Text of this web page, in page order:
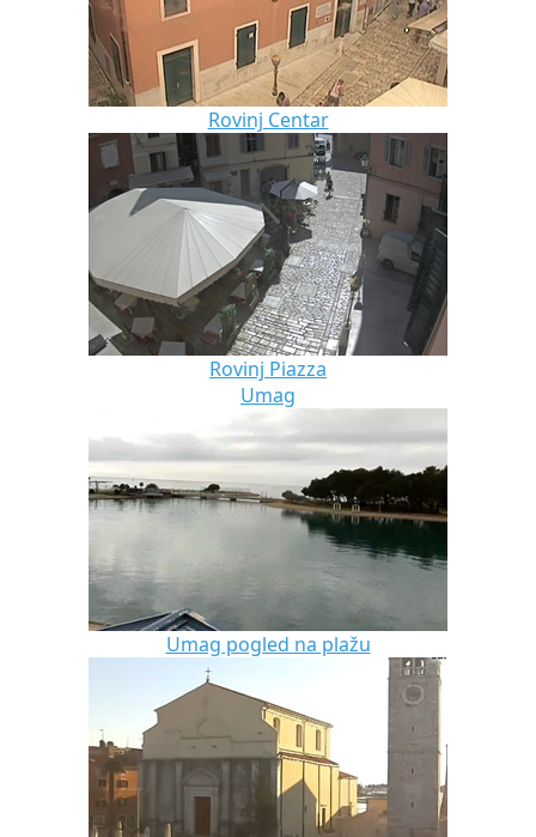
Rovinj Centar
Rovinj Piazza
Umag
Umag pogled na plažu